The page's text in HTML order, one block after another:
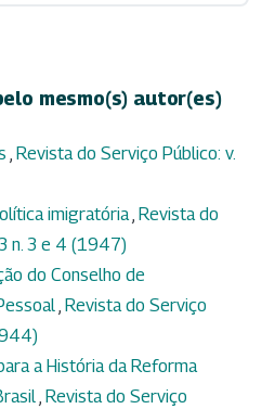
mesmo(s) autor(es)
, Revista do Serviço Público: v.
imigratória, Revista do
n. 3 e 4 (1947)
do Conselho de
, Revista do Serviço
a História da Reforma
, Revista do Serviço